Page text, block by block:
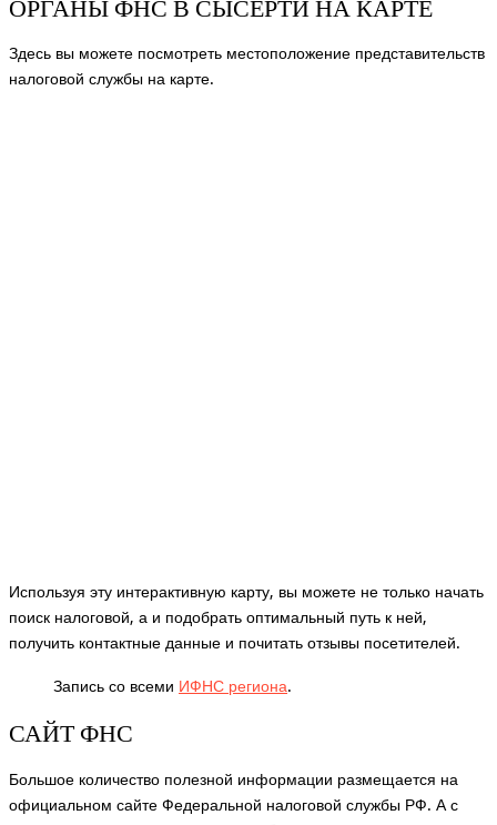
ОРГАНЫ ФНС В СЫСЕРТИ НА КАРТЕ
Здесь вы можете посмотреть местоположение представительств
налоговой службы на карте.
Используя эту интерактивную карту, вы можете не только начать
поиск налоговой, а и подобрать оптимальный путь к ней,
получить контактные данные и почитать отзывы посетителей.
Запись со всеми ИФНС региона.
САЙТ ФНС
Большое количество полезной информации размещается на
официальном сайте Федеральной налоговой службы РФ. А с